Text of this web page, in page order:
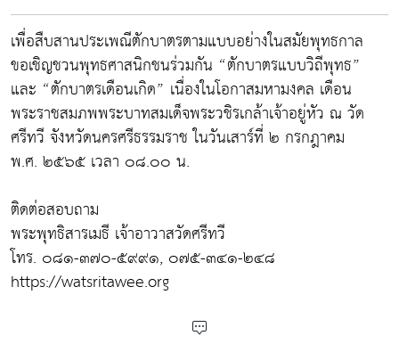
เพื่อสืบสานประเพณีตักบาตรตามแบบอย่างในสมัยพุทธกาล
ขอเชิญชวนพุทธศาสนิกชนร่วมกัน “ตักบาตรแบบวิถีพุทธ”
และ “ตักบาตรเดือนเกิด” เนื่องในโอกาสมหามงคล เดือน
พระราชสมภพพระบาทสมเด็จพระวชิรเกล้าเจ้าอยู่หัว ณ วัด
ศรีทวี จังหวัดนครศรีธรรมราช ในวันเสาร์ที่ ๒ กรกฎาคม
พ.ศ. ๒๕๖๕ เวลา ๐๘.๐๐ น.
ติดต่อสอบถาม
พระพุทธิสารเมธี เจ้าอาวาสวัดศรีทวี
โทร. ๐๘๑-๓๗๐-๕๙๙๑, ๐๗๕-๓๔๑-๒๔๘
https://watsritawee.org